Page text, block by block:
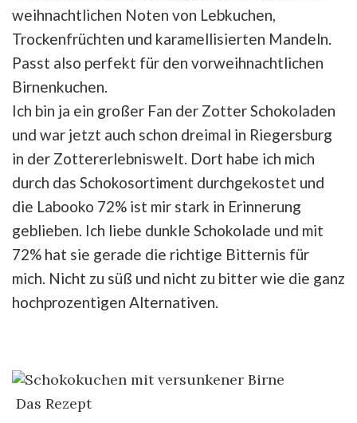
weihnachtlichen Noten von Lebkuchen,
Trockenfrüchten und karamellisierten Mandeln.
Passt also perfekt für den vorweihnachtlichen
Birnenkuchen.
Ich bin ja ein großer Fan der Zotter Schokoladen
und war jetzt auch schon dreimal in Riegersburg
in der Zottererlebniswelt. Dort habe ich mich
durch das Schokosortiment durchgekostet und
die Labooko 72% ist mir stark in Erinnerung
geblieben. Ich liebe dunkle Schokolade und mit
72% hat sie gerade die richtige Bitternis für
mich. Nicht zu süß und nicht zu bitter wie die ganz
hochprozentigen Alternativen.
Das Rezept